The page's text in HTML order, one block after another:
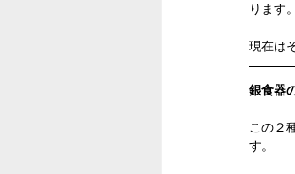
ります。
現在は
銀食器
この２
す。